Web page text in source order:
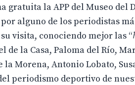
gratuita la APP del Museo del
alguno de los periodistas
visita, conociendo mejor las “
de la Casa, Paloma del Río,
la Morena, Antonio Lobato,
periodismo deportivo de